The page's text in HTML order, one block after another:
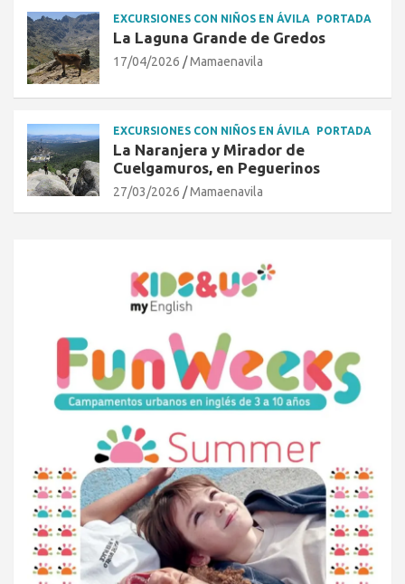
EXCURSIONES CON NIÑOS EN ÁVILA PORTADA
La Laguna Grande de Gredos
17/04/2026 Mamaenavila
EXCURSIONES CON NIÑOS EN ÁVILA PORTADA
La Naranjera y Mirador de
Cuelgamuros, en Peguerinos
27/03/2026 Mamaenavila